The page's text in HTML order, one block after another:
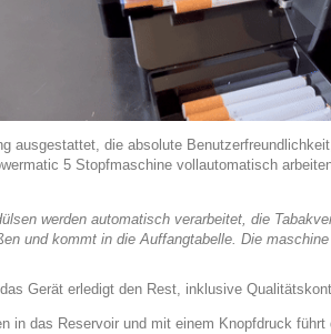
ausgestattet, die absolute
5 Stopfmaschine vollautomatisch
werden automatisch verarbeitet, die
und kommt in die Auffangtabelle. Die
Gerät erledigt den Rest, inklusive
in das Reservoir und mit einem Knopfdruck